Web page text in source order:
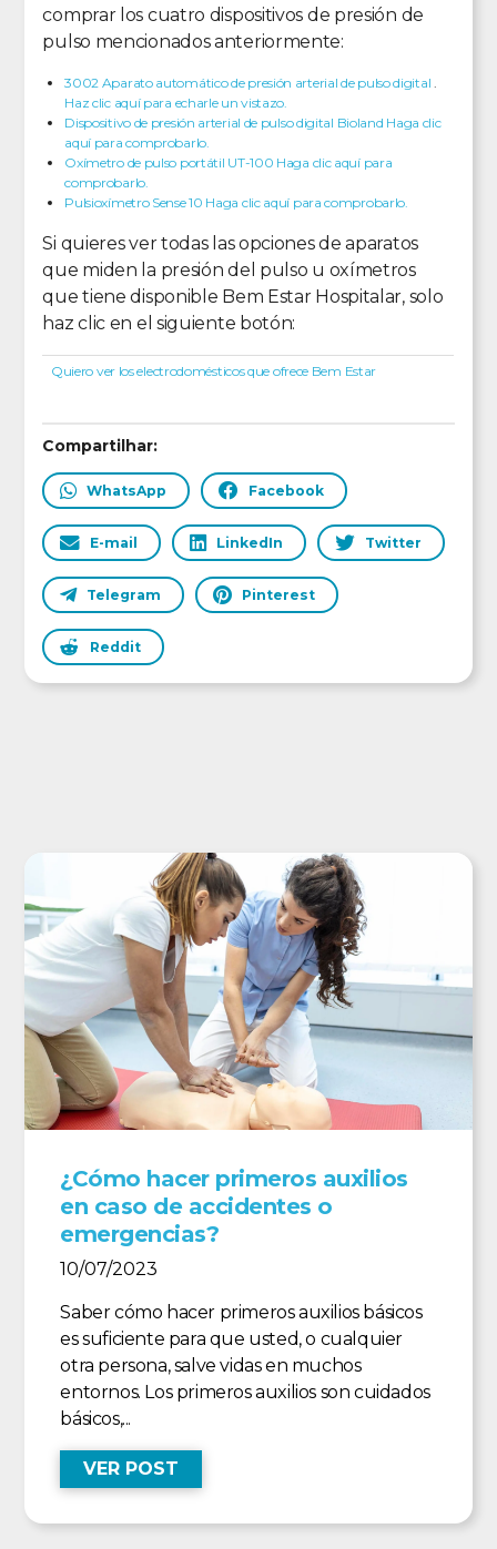
comprar los cuatro dispositivos de presión de
pulso mencionados anteriormente:
3002 Aparato automático de presión arterial de pulso digital
Haz clic aquí para echarle un vistazo.
Dispositivo de presión arterial de pulso digital Bioland Haga clic
aquí para comprobarlo.
Oxímetro de pulso portátil UT-100 Haga clic aquí para
comprobarlo.
Pulsioxímetro Sense 10 Haga clic aquí para comprobarlo.
Si quieres ver todas las opciones de aparatos
que miden la presión del pulso u oxímetros
que tiene disponible Bem Estar Hospitalar, solo
haz clic en el siguiente botón:
Quiero ver los electrodomésticos que ofrece Bem Estar
Compartilhar:
WhatsApp Facebook
E-mail LinkedIn Twitter
Telegram Pinterest
Reddit
¿Cómo hacer primeros auxilios
en caso de accidentes o
emergencias?
10/07/2023
Saber cómo hacer primeros auxilios básicos
es suficiente para que usted, o cualquier
otra persona, salve vidas en muchos
entornos. Los primeros auxilios son cuidados
básicos,...
VER POST